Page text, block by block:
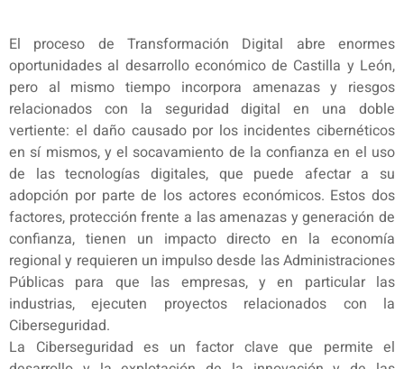
El proceso de Transformación Digital abre enormes
oportunidades al desarrollo económico de Castilla y León,
pero al mismo tiempo incorpora amenazas y riesgos
relacionados con la seguridad digital en una doble
vertiente: el daño causado por los incidentes cibernéticos
en sí mismos, y el socavamiento de la confianza en el uso
de las tecnologías digitales, que puede afectar a su
adopción por parte de los actores económicos. Estos dos
factores, protección frente a las amenazas y generación de
confianza, tienen un impacto directo en la economía
regional y requieren un impulso desde las Administraciones
Públicas para que las empresas, y en particular las
industrias, ejecuten proyectos relacionados con la
Ciberseguridad.
La Ciberseguridad es un factor clave que permite el